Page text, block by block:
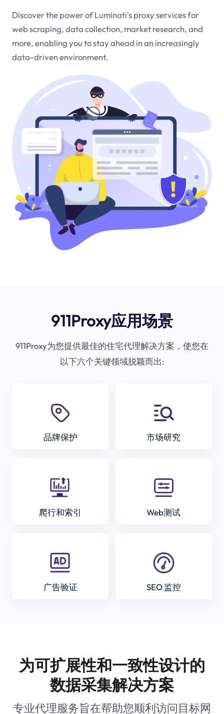
Discover the power of Luminati's proxy services for
web scraping, data collection, market research, and
more, enabling you to stay ahead in an increasingly
data-driven environment.
911Proxy应用场景
911Proxy为您提供最佳的住宅代理解决方案，使您在
以下六个关键领域脱颖而出:
品牌保护 市场研究
爬行和索引 Web测试
广告验证 SEO 监控
为可扩展性和一致性设计的
数据采集解决方案
专业代理服务旨在帮助您顺利访问目标网